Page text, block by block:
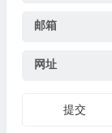
邮箱
网址
提交